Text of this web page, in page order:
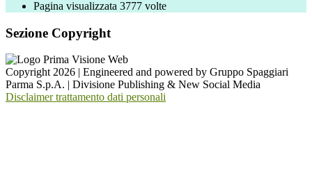
Pagina visualizzata 3777 volte
Sezione Copyright
Copyright 2026 | Engineered and powered by Gruppo Spaggiari
Parma S.p.A. | Divisione Publishing & New Social Media
Disclaimer trattamento dati personali